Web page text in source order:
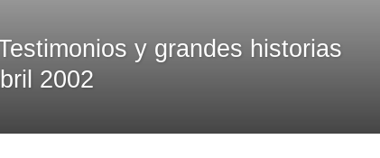
y grandes historias
2002